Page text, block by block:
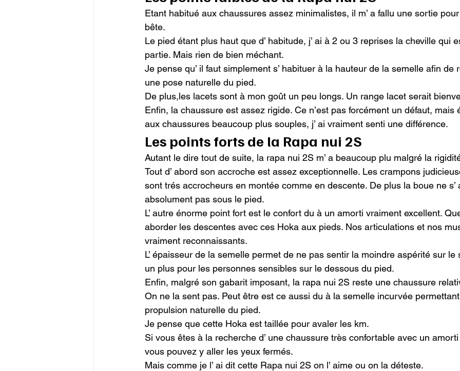
Etant habitué aux chaussures assez minimalistes, il m’ a fallu une sortie
bête.
Le pied étant plus haut que d’ habitude, j’ ai à 2 ou 3 reprises la cheville qui
partie. Mais rien de bien méchant.
Je pense qu’ il faut simplement s’ habituer à la hauteur de la semelle afin de
une pose naturelle du pied.
De plus,les lacets sont à mon goût un peu longs. Un range lacet serait
Enfin, la chaussure est assez rigide. Ce n’est pas forcément un défaut, mais
aux chaussures beaucoup plus souples, j’ ai vraiment senti une différence.
Les points forts de la Rapa nui 2S
Autant le dire tout de suite, la rapa nui 2S m’ a beaucoup plu malgré la
Tout d’ abord son accroche est assez exceptionnelle. Les crampons
sont trés accrocheurs en montée comme en descente. De plus la boue ne s’
absolument pas sous le pied.
L’ autre énorme point fort est le confort du à un amorti vraiment excellent.
aborder les descentes avec ces Hoka aux pieds. Nos articulations et nos
vraiment reconnaissants.
L’ épaisseur de la semelle permet de ne pas sentir la moindre aspérité sur le
un plus pour les personnes sensibles sur le dessous du pied.
Enfin, malgré son gabarit imposant, la rapa nui 2S reste une chaussure
On ne la sent pas. Peut être est ce aussi du à la semelle incurvée
propulsion naturelle du pied.
Je pense que cette Hoka est taillée pour avaler les km.
Si vous êtes à la recherche d’ une chaussure très confortable avec un
vous pouvez y aller les yeux fermés.
Mais comme je l’ ai dit cette Rapa nui 2S on l’ aime ou on la déteste.